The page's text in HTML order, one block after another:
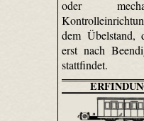
oder
dem Übelstand,
erst nach
stattfindet.